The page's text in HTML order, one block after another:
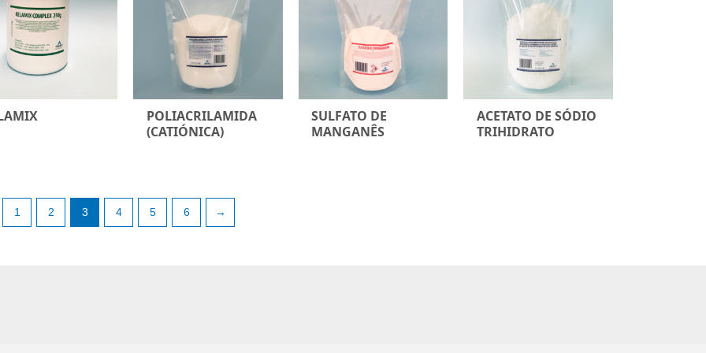
POLIACRILAMIDA
(CATIÓNICA)
SULFATO DE
MANGANÊS
ACETATO DE SÓDIO
TRIHIDRATO
1 2 3 4 5 6 →